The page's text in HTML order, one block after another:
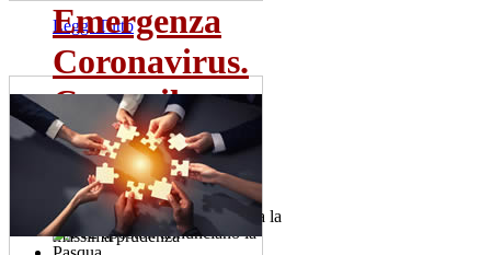
Leggi Tutto
Emergenza
Coronavirus.
Cresce il
numero dei...
Sono 60 i positivi. Il sindaco,
Salvatore la Spina raccomanda la
massima prudenza